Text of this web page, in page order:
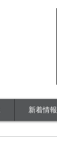
新着情報